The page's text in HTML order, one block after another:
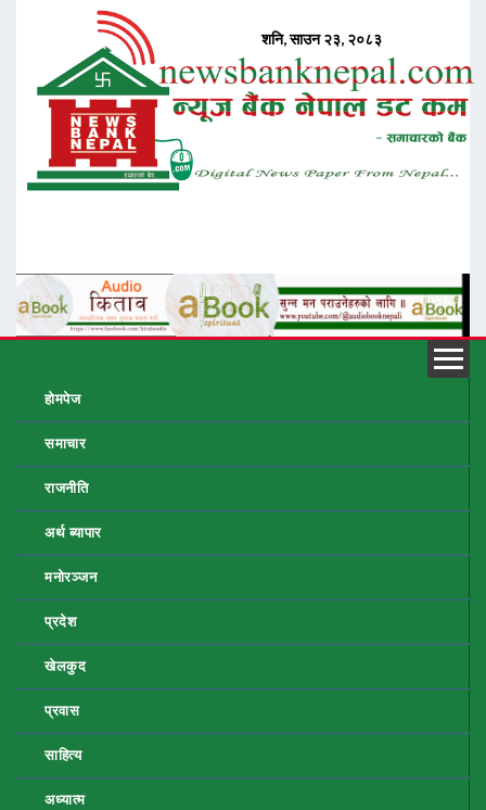
होमपेज
समाचार
राजनीति
अर्थ ब्यापार
मनोरञ्जन
प्रदेश
खेलकुद
प्रवास
साहित्य
अध्यात्म